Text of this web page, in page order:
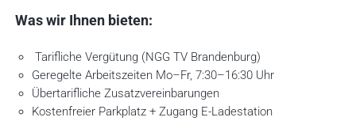
Was wir Ihnen bieten:
Tarifliche Vergütung (NGG TV Brandenburg)
Geregelte Arbeitszeiten Mo–Fr, 7:30–16:30 Uhr
Übertarifliche Zusatzvereinbarungen
Kostenfreier Parkplatz + Zugang E-Ladestation